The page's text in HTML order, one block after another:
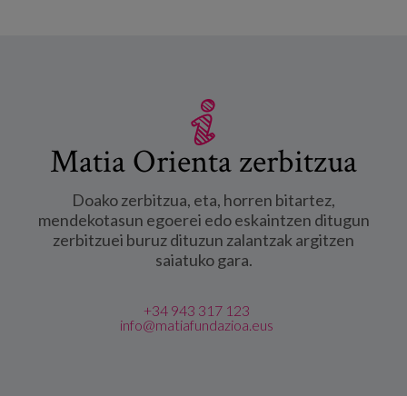
Matia Orienta zerbitzua
Doako zerbitzua, eta, horren bitartez,
mendekotasun egoerei edo eskaintzen ditugun
zerbitzuei buruz dituzun zalantzak argitzen
saiatuko gara.
+34 943 317 123
info@matiafundazioa.eus